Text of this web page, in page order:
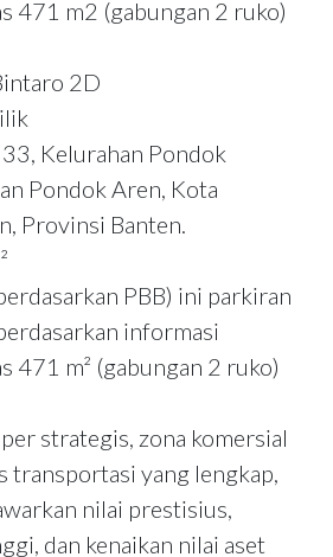
471 m2 (gabungan 2 ruko)
2D
Kelurahan Pondok
Pondok Aren, Kota
Provinsi Banten.
PBB) ini parkiran
informasi
471 m² (gabungan 2 ruko)
strategis, zona komersial
transportasi yang lengkap,
nilai prestisius,
dan kenaikan nilai aset